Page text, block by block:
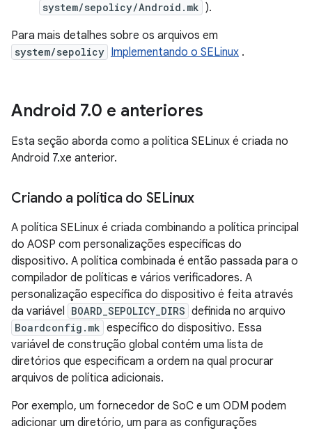
system/sepolicy/Android.mk ).
Para mais detalhes sobre os arquivos em
system/sepolicy Implementando o SELinux .
Android 7.0 e anteriores
Esta seção aborda como a política SELinux é criada no
Android 7.xe anterior.
Criando a política do SELinux
A política SELinux é criada combinando a política principal
do AOSP com personalizações específicas do
dispositivo. A política combinada é então passada para o
compilador de políticas e vários verificadores. A
personalização específica do dispositivo é feita através
da variável BOARD_SEPOLICY_DIRS definida no arquivo
Boardconfig.mk específico do dispositivo. Essa
variável de construção global contém uma lista de
diretórios que especificam a ordem na qual procurar
arquivos de política adicionais.
Por exemplo, um fornecedor de SoC e um ODM podem
adicionar um diretório, um para as configurações